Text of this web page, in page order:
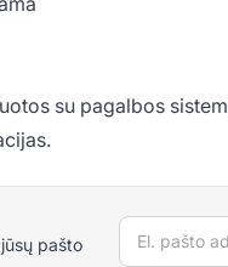
su pagalbos
pašto
El. pašto